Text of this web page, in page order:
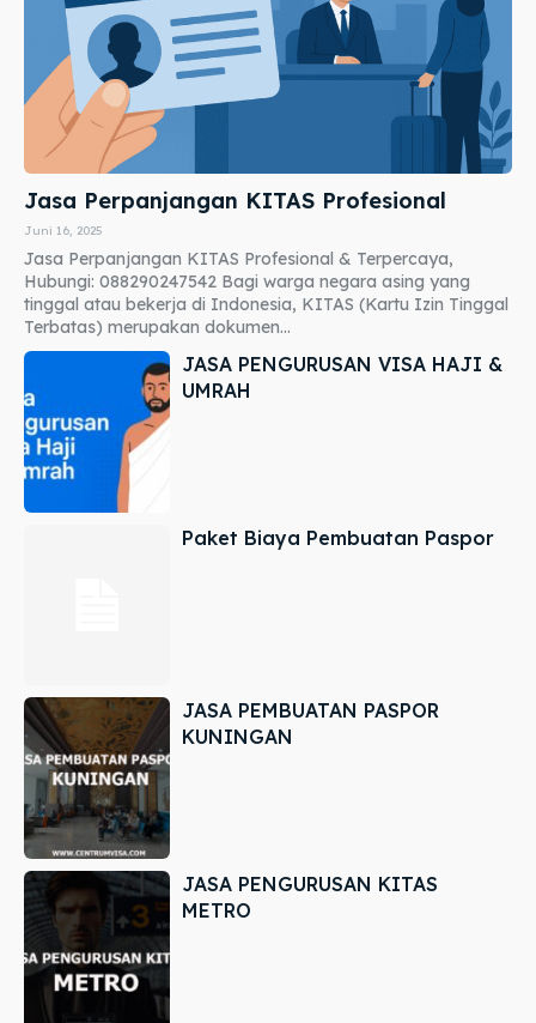
Jasa Perpanjangan KITAS Profesional
Juni 16, 2025
Jasa Perpanjangan KITAS Profesional & Terpercaya,
Hubungi: 088290247542 Bagi warga negara asing yang
tinggal atau bekerja di Indonesia, KITAS (Kartu Izin Tinggal
Terbatas) merupakan dokumen...
JASA PENGURUSAN VISA HAJI &
UMRAH
Paket Biaya Pembuatan Paspor
JASA PEMBUATAN PASPOR
KUNINGAN
JASA PENGURUSAN KITAS
METRO